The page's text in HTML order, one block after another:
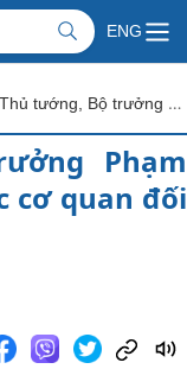
ENG
Phó Thủ tướng, Bộ trưởng Phạm Bình Minh tiếp Giám đốc cơ quan đối ngoại của EU
Phạm
cơ quan đối